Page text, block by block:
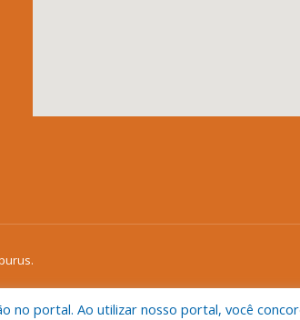
no portal. Ao utilizar nosso portal, você